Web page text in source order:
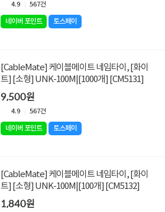
4.9 567건
네이버 포인트 토스페이
[CableMate] 케이블메이트 네임타이, [화이
트] [소형] UNK-100M|[1000개] [CM5131]
9,500원
4.9 567건
네이버 포인트 토스페이
[CableMate] 케이블메이트 네임타이, [화이
트] [소형] UNK-100M|[100개] [CM5132]
1,840원